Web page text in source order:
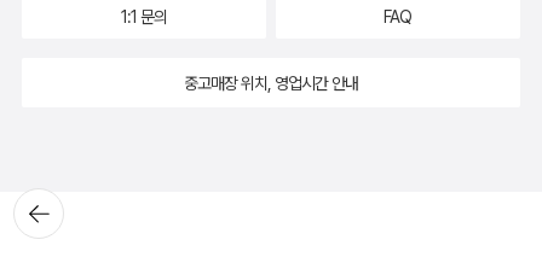
뒤로가
기
1:1 문의 FAQ
중고매장 위치, 영업시간 안내